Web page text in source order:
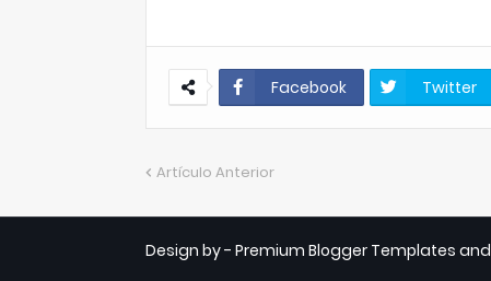
Facebook Twitter
Artículo Anterior
Design by - Premium Blogger Templates and